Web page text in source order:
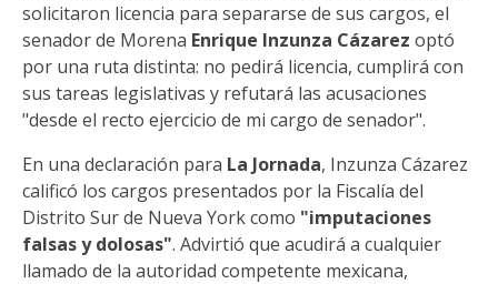
solicitaron licencia para separarse de sus cargos, el
senador de Morena Enrique Inzunza Cázarez optó
por una ruta distinta: no pedirá licencia, cumplirá con
sus tareas legislativas y refutará las acusaciones
"desde el recto ejercicio de mi cargo de senador".
En una declaración para La Jornada, Inzunza Cázarez
calificó los cargos presentados por la Fiscalía del
Distrito Sur de Nueva York como "imputaciones
falsas y dolosas". Advirtió que acudirá a cualquier
llamado de la autoridad competente mexicana,